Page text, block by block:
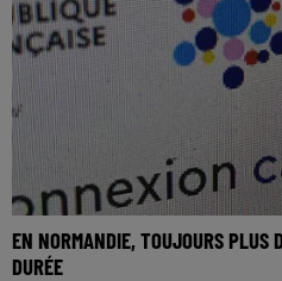
EN NORMANDIE, TOUJOURS PLUS
DURÉE